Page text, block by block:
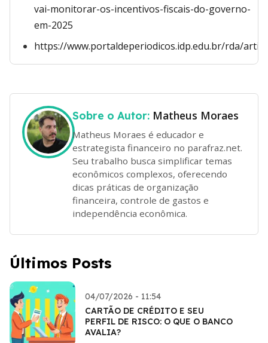
vai-monitorar-os-incentivos-fiscais-do-governo-
em-2025
https://www.portaldeperiodicos.idp.edu.br/rda/
Sobre o Autor: Matheus Moraes
Matheus Moraes é educador e
estrategista financeiro no parafraz.net.
Seu trabalho busca simplificar temas
econômicos complexos, oferecendo
dicas práticas de organização
financeira, controle de gastos e
independência econômica.
Últimos Posts
04/07/2026 - 11:54
CARTÃO DE CRÉDITO E SEU
PERFIL DE RISCO: O QUE O BANCO
AVALIA?